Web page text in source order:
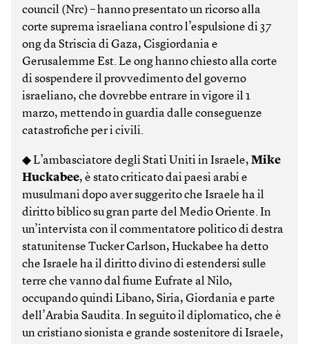
council (Nrc) – hanno presentato un ricorso alla
corte suprema israeliana contro l’espulsione di 37
ong da Striscia di Gaza, Cisgiordania e
Gerusalemme Est. Le ong hanno chiesto alla corte
di sospendere il provvedimento del governo
israeliano, che dovrebbe entrare in vigore il 1
marzo, mettendo in guardia dalle conseguenze
catastrofiche per i civili.
◆ L’ambasciatore degli Stati Uniti in Israele, Mike
Huckabee, è stato criticato dai paesi arabi e
musulmani dopo aver suggerito che Israele ha il
diritto biblico su gran parte del Medio Oriente. In
un’intervista con il commentatore politico di destra
statunitense Tucker Carlson, Huckabee ha detto
che Israele ha il diritto divino di estendersi sulle
terre che vanno dal fiume Eufrate al Nilo,
occupando quindi Libano, Siria, Giordania e parte
dell’Arabia Saudita. In seguito il diplomatico, che è
un cristiano sionista e grande sostenitore di Israele,